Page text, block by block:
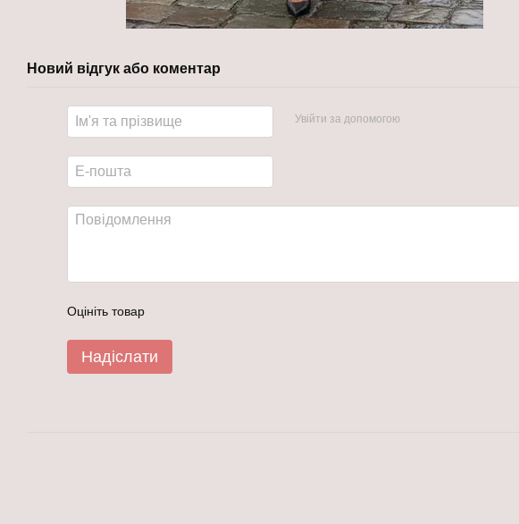
Новий відгук або коментар
Увійти за допомогою
Оцініть товар
Надіслати